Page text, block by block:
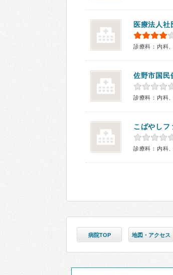
医療法人社
佐野市国民
診療科：内科
こばやしフ
診療科：内科
病院TOP 地図・アクセス